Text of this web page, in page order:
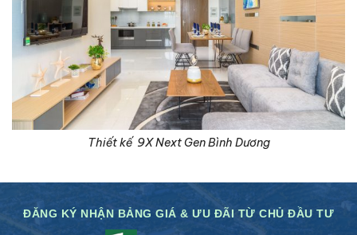
Thiết kế 9X Next Gen Bình Dương
ĐĂNG KÝ NHẬN BẢNG GIÁ & ƯU ĐÃI TỪ CHỦ ĐẦU TƯ